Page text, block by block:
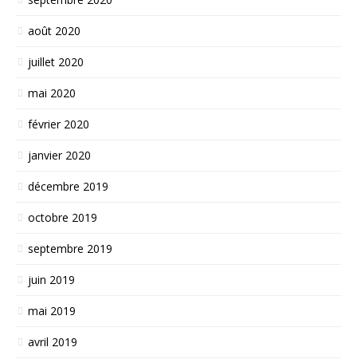
août 2020
juillet 2020
mai 2020
février 2020
janvier 2020
décembre 2019
octobre 2019
septembre 2019
juin 2019
mai 2019
avril 2019